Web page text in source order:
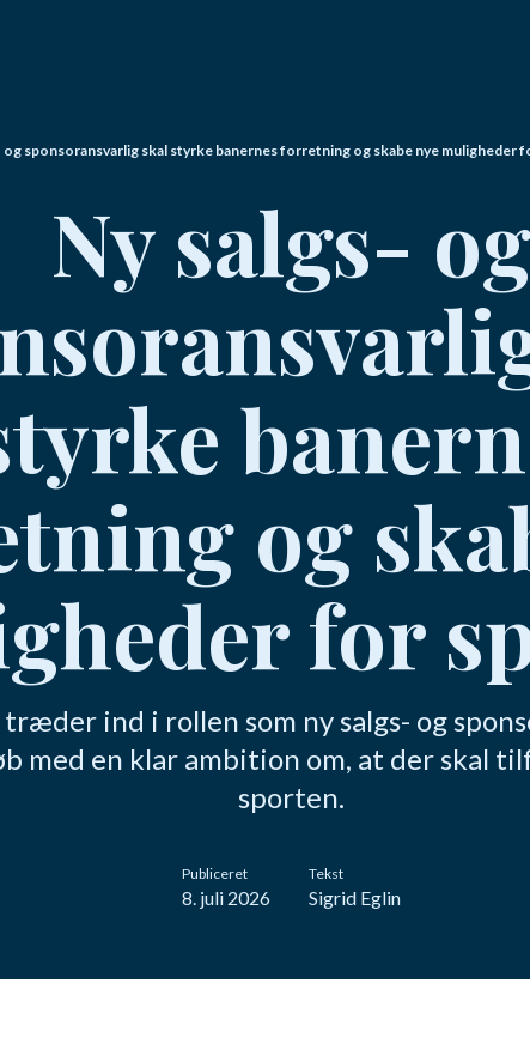
og sponsoransvarlig skal styrke banernes forretning og skabe nye muligheder
Ny salgs- og
og
for
træder ind i rollen som ny salgs- og
med en klar ambition om, at der skal
sporten.
Publiceret
8. juli 2026
Tekst
Sigrid Eglin